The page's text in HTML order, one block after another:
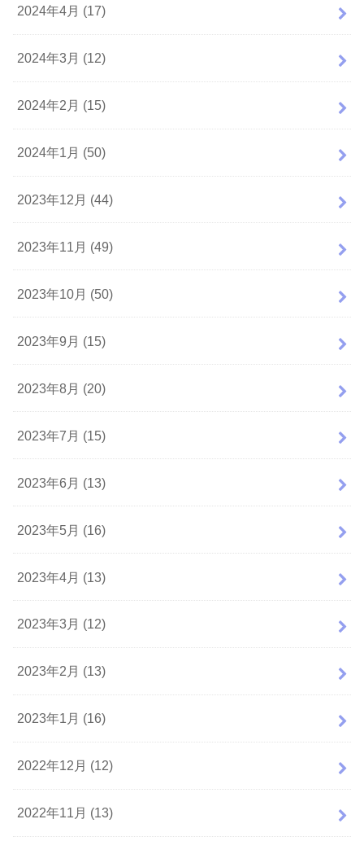
2024年4月 (17)
2024年3月 (12)
2024年2月 (15)
2024年1月 (50)
2023年12月 (44)
2023年11月 (49)
2023年10月 (50)
2023年9月 (15)
2023年8月 (20)
2023年7月 (15)
2023年6月 (13)
2023年5月 (16)
2023年4月 (13)
2023年3月 (12)
2023年2月 (13)
2023年1月 (16)
2022年12月 (12)
2022年11月 (13)